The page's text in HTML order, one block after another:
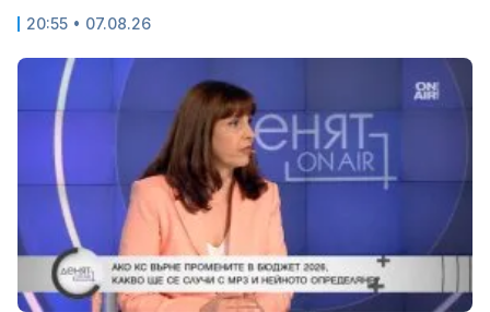
20:55 • 07.08.26